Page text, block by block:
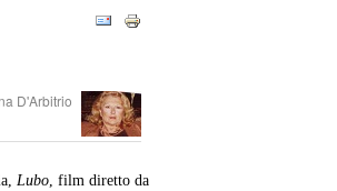
D'Arbitrio
Lubo, film diretto da